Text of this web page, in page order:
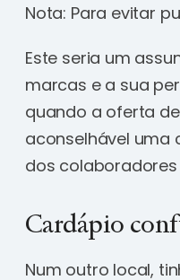
Nota: Para evitar
Este seria um
marcas e a sua
quando a oferta
aconselhável uma
dos
Cardápio
Num outro local,